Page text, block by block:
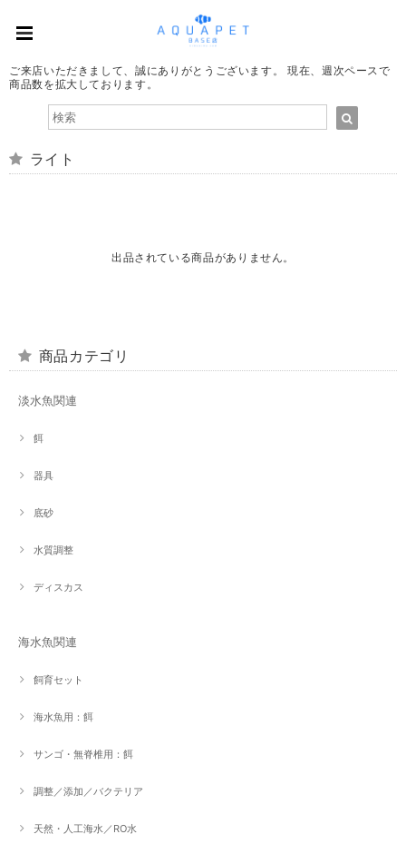
ご来店いただきまして、誠にありがとうございます。 現在、週次ペースで
商品数を拡大しております。
ライト
出品されている商品がありません。
商品カテゴリ
淡水魚関連
餌
器具
底砂
水質調整
ディスカス
海水魚関連
飼育セット
海水魚用：餌
サンゴ・無脊椎用：餌
調整／添加／バクテリア
天然・人工海水／RO水